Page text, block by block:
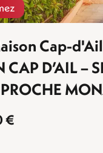
Cap-d'Ail
D’AIL –
€